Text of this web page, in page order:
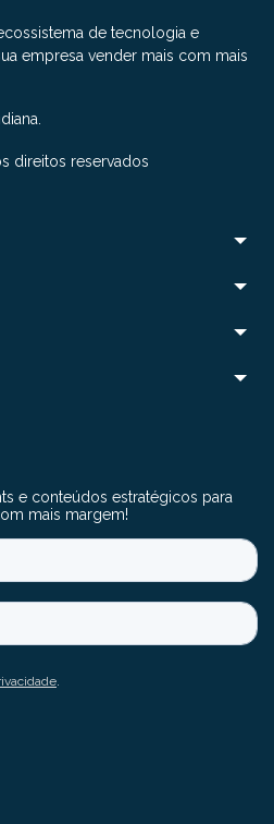
de tecnologia e
empresa vender mais com mais
direitos reservados